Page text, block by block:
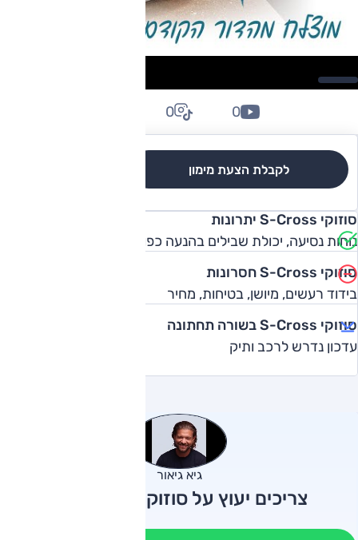
לקבלת הצעת מימון
0
0
סוזוקי S-Cross יתרונות
נוחות נסיעה, יכולת שבילים בהנעה כפולה, מרחב
סוזוקי S-Cross חסרונות
בידוד רעשים, מיושן, בטיחות, מחיר
סוזוקי S-Cross בשורה תחתונה
עדכון נדרש לרכב ותיק
גיא גיאור
צריכים יעוץ על סוזוקי S-Cross?